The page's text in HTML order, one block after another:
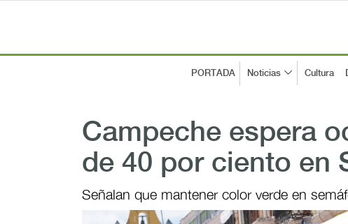
PORTADA Noticias Cultura
Campeche espera
de 40 por ciento en
Señalan que mantener color verde en